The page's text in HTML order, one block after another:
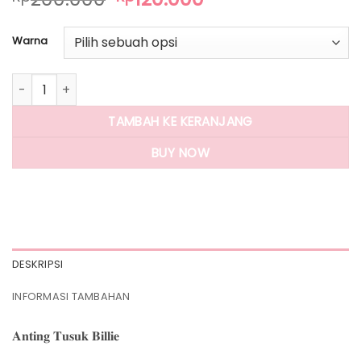
adalah:
Rp200.000.adalah:
Warna
Kuantitas Panlandwoo - Anting Tusuk Rhodium Wanita Billie
TAMBAH KE KERANJANG
BUY NOW
DESKRIPSI
INFORMASI TAMBAHAN
𝐀𝐧𝐭𝐢𝐧𝐠 𝐓𝐮𝐬𝐮𝐤 𝐁𝐢𝐥𝐥𝐢𝐞